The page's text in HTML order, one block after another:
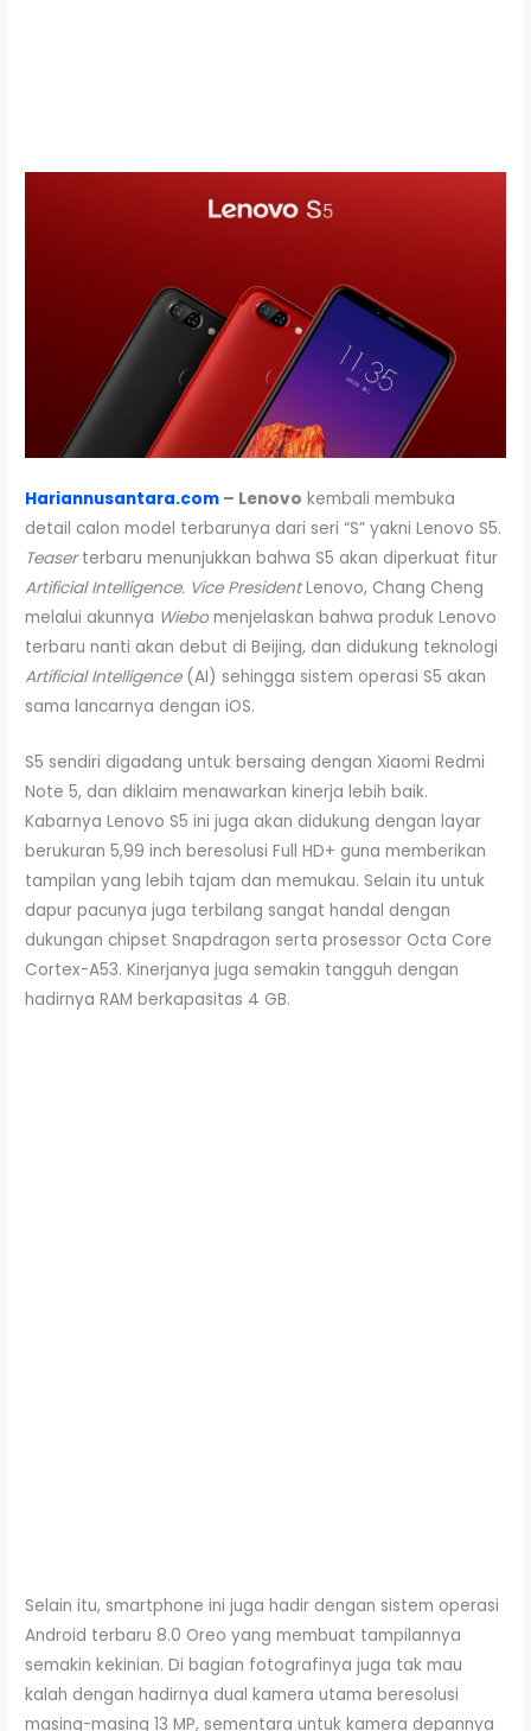
Hariannusantara.com – Lenovo kembali membuka
detail calon model terbarunya dari seri “S” yakni Lenovo S5.
Teaserterbaru menunjukkan bahwa S5 akan diperkuat fitur
Artificial Intelligence. Vice PresidentLenovo, Chang Cheng
melalui akunnya Wiebomenjelaskan bahwa produk Lenovo
terbaru nanti akan debut di Beijing, dan didukung teknologi
Artificial Intelligence(AI) sehingga sistem operasi S5 akan
sama lancarnya dengan iOS.
S5 sendiri digadang untuk bersaing dengan Xiaomi Redmi
Note 5, dan diklaim menawarkan kinerja lebih baik.
Kabarnya Lenovo S5 ini juga akan didukung dengan layar
berukuran 5,99 inch beresolusi Full HD+ guna memberikan
tampilan yang lebih tajam dan memukau. Selain itu untuk
dapur pacunya juga terbilang sangat handal dengan
dukungan chipset Snapdragon serta prosessor Octa Core
Cortex-A53. Kinerjanya juga semakin tangguh dengan
hadirnya RAM berkapasitas 4 GB.
Selain itu, smartphone ini juga hadir dengan sistem operasi
Android terbaru 8.0 Oreo yang membuat tampilannya
semakin kekinian. Di bagian fotografinya juga tak mau
kalah dengan hadirnya dual kamera utama beresolusi
masing-masing 13 MP, sementara untuk kamera depannya